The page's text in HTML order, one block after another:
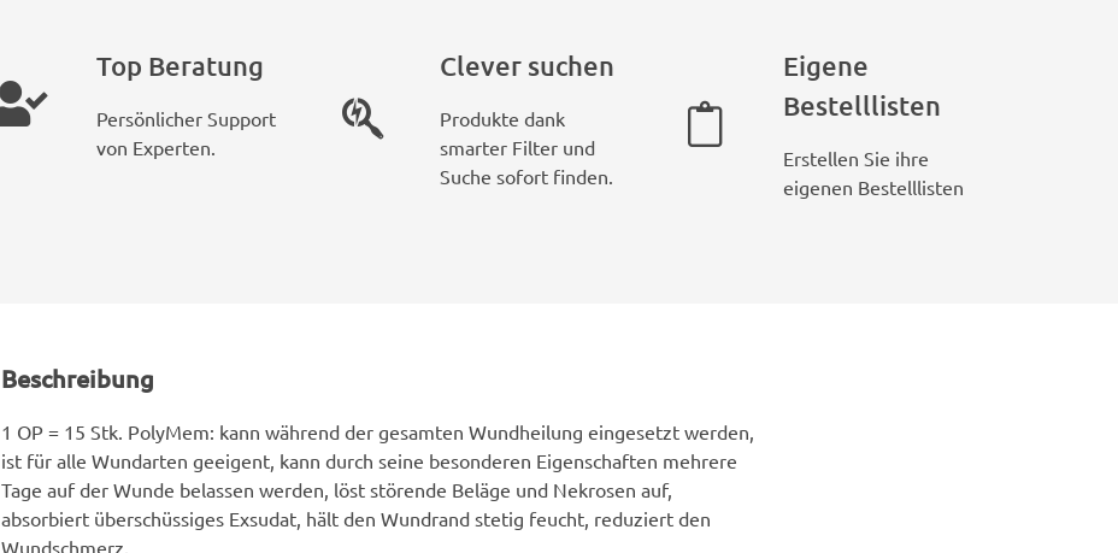
Top Beratung
Persönlicher Support
von Experten.
Clever suchen
Produkte dank
smarter Filter und
Suche sofort finden.
Eigene
Bestelllisten
Erstellen Sie ihre
eigenen Bestelllisten
Beschreibung
1 OP = 15 Stk. PolyMem: kann während der gesamten Wundheilung eingesetzt werden,
ist für alle Wundarten geeigent, kann durch seine besonderen Eigenschaften mehrere
Tage auf der Wunde belassen werden, löst störende Beläge und Nekrosen auf,
absorbiert überschüssiges Exsudat, hält den Wundrand stetig feucht, reduziert den
Wundschmerz.